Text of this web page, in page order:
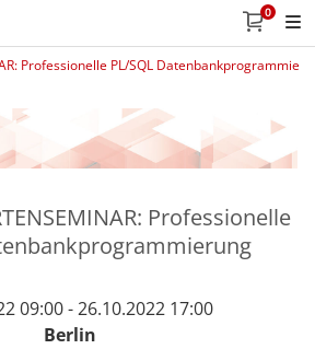
0
Professionelle PL/SQL
Professionelle
09:00 - 26.10.2022 17:00
Berlin